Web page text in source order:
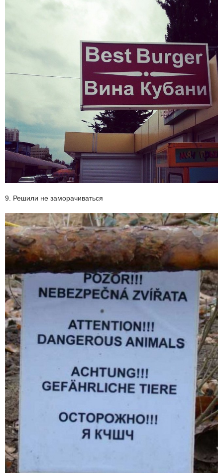
9. Решили не заморачиваться